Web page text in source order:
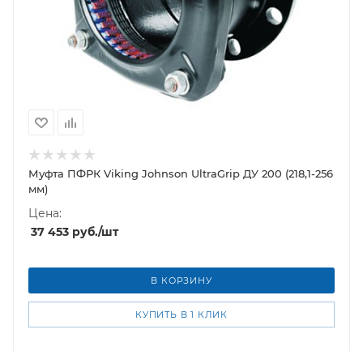
Муфта ПФРК Viking Johnson UltraGrip ДУ 200 (218,1-256
мм)
Цена:
37 453 руб./шт
В КОРЗИНУ
КУПИТЬ В 1 КЛИК